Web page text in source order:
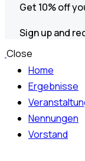
Get 10% off
Sign up and
Close
Home
Ergebnisse
Nennungen
Vorstand